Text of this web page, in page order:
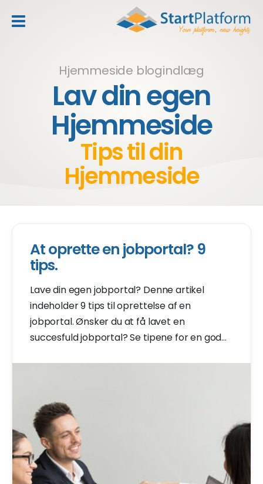
Hjemmeside blogindlæg
Lav din egen
Hjemmeside
Tips til din
Hjemmeside
At oprette en jobportal? 9
tips.
Lave din egen jobportal? Denne artikel
indeholder 9 tips til oprettelse af en
jobportal. Ønsker du at få lavet en
succesfuld jobportal? Se tipene for en god
header_toggle_navigation